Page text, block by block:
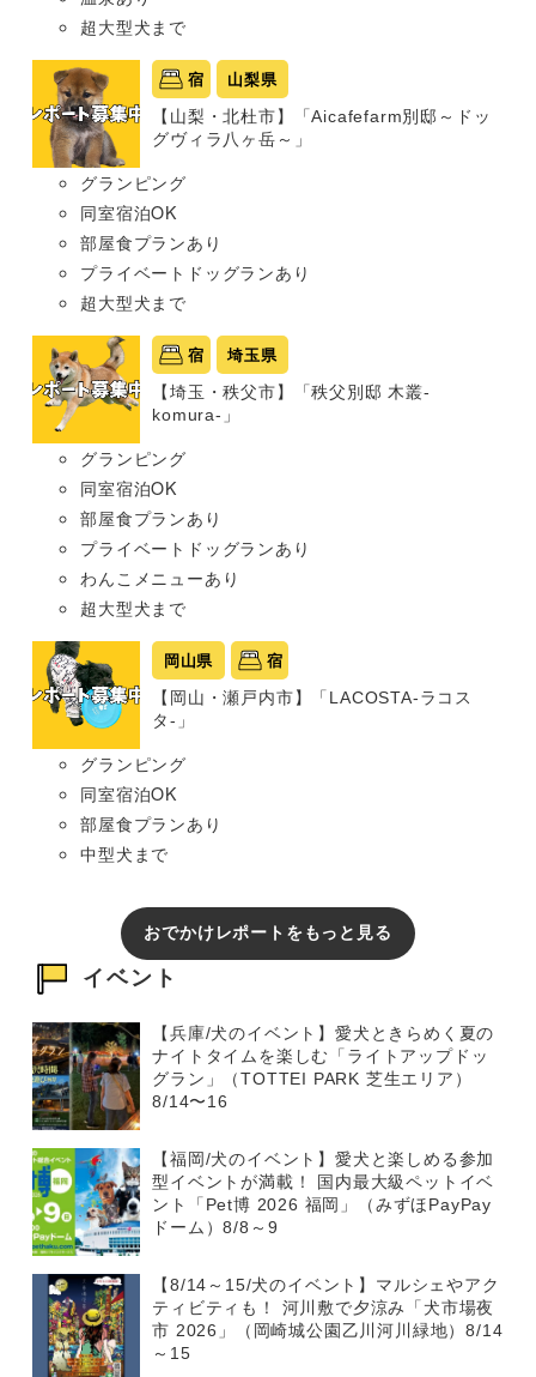
超大型犬まで
宿 山梨県
【山梨・北杜市】「Aicafefarm別邸～ドッ
グヴィラ八ヶ岳～」
グランピング
同室宿泊OK
部屋食プランあり
プライベートドッグランあり
超大型犬まで
宿 埼玉県
【埼玉・秩父市】「秩父別邸 木叢-
komura-」
グランピング
同室宿泊OK
部屋食プランあり
プライベートドッグランあり
わんこメニューあり
超大型犬まで
岡山県 宿
【岡山・瀬戸内市】「LACOSTA-ラコス
タ-」
グランピング
同室宿泊OK
部屋食プランあり
中型犬まで
おでかけレポートをもっと見る
イベント
【兵庫/犬のイベント】愛犬ときらめく夏の
ナイトタイムを楽しむ「ライトアップドッ
グラン」（TOTTEI PARK 芝生エリア）
8/14〜16
【福岡/犬のイベント】愛犬と楽しめる参加
型イベントが満載！ 国内最大級ペットイベ
ント「Pet博 2026 福岡」（みずほPayPay
ドーム）8/8～9
【8/14～15/犬のイベント】マルシェやアク
ティビティも！ 河川敷で夕涼み「犬市場夜
市 2026」（岡崎城公園乙川河川緑地）8/14
～15